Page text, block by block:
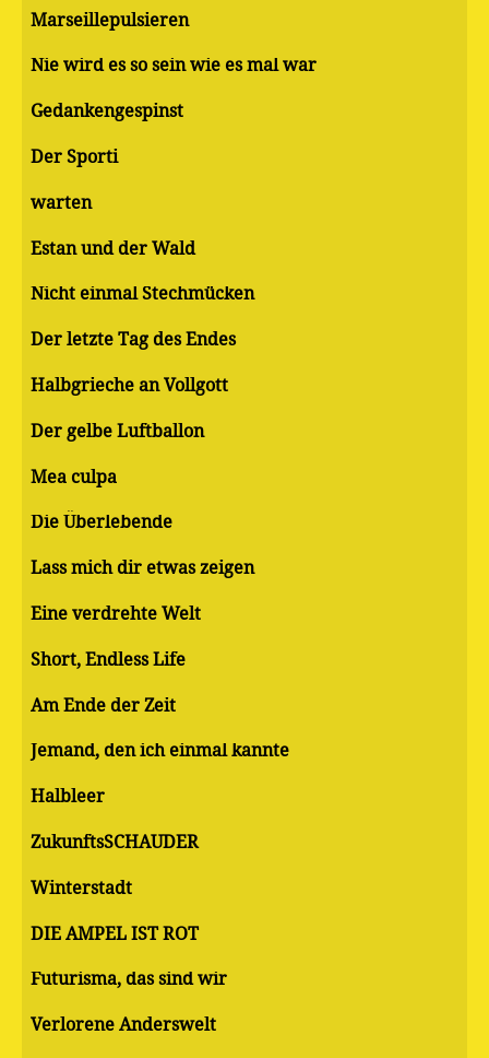
Marseillepulsieren
Nie wird es so sein wie es mal war
Gedankengespinst
Der Sporti
warten
Estan und der Wald
Nicht einmal Stechmücken
Der letzte Tag des Endes
Halbgrieche an Vollgott
Der gelbe Luftballon
Mea culpa
Die Überlebende
Lass mich dir etwas zeigen
Eine verdrehte Welt
Short, Endless Life
Am Ende der Zeit
Jemand, den ich einmal kannte
Halbleer
ZukunftsSCHAUDER
Winterstadt
DIE AMPEL IST ROT
Futurisma, das sind wir
Verlorene Anderswelt